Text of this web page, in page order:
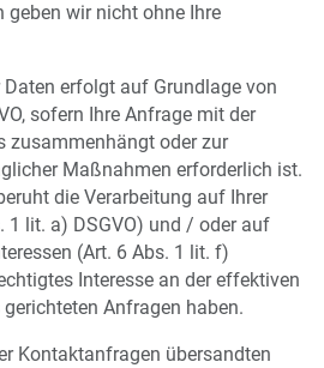
geben wir nicht ohne Ihre
erfolgt auf Grundlage von
sofern Ihre Anfrage mit der
zusammenhängt oder zur
Maßnahmen erforderlich ist.
die Verarbeitung auf Ihrer
1 lit. a) DSGVO) und / oder auf
(Art. 6 Abs. 1 lit. f)
Interesse an der effektiven
Anfragen haben.
Kontaktanfragen übersandten